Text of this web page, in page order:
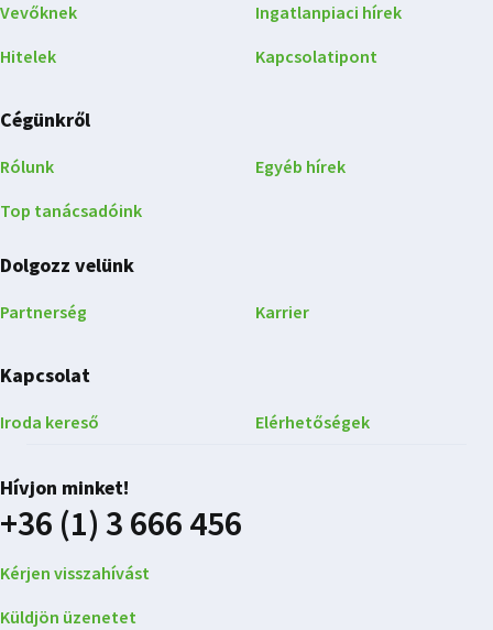
Vevőknek
Hitelek
Ingatlanpiaci hírek
Kapcsolatipont
Cégünkről
Rólunk
Top tanácsadóink
Egyéb hírek
Dolgozz velünk
Partnerség Karrier
Kapcsolat
Iroda kereső Elérhetőségek
Hívjon minket!
+36 (1) 3 666 456
Kérjen visszahívást
Küldjön üzenetet